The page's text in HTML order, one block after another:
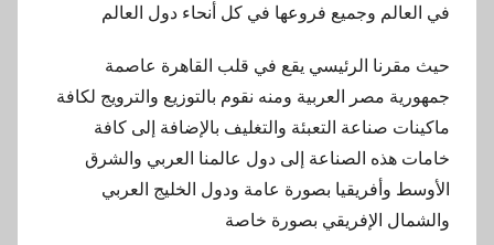
في العالم وجميع فروعها في كل أنحاء دول العالم
حيث مقرنا الرئيسي يقع في قلب القاهرة عاصمة
جمهورية مصر العربية ومنه نقوم بالتوزيع والترويج لكافة
ماكينات صناعة التعبئة والتغليف بالإضافة إلى كافة
خامات هذه الصناعة إلى دول عالمنا العربي والشرق
الأوسط وأفريقيا بصورة عامة ودول الخليج العربي
والشمال الإفريقي بصورة خاصة